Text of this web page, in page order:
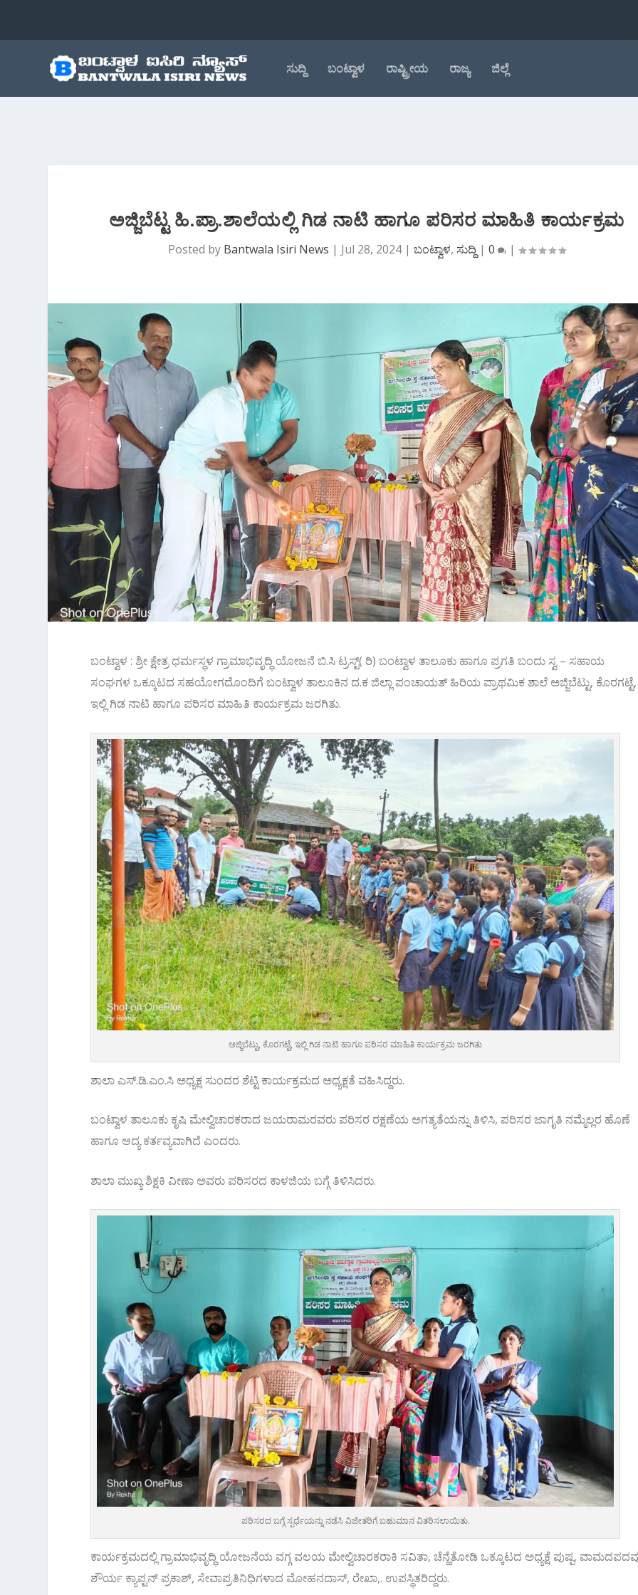
ಸುದ್ದಿ ಬಂಟ್ವಾಳ ರಾಷ್ಟ್ರೀಯ ರಾಜ್ಯ ಜಿಲ್ಲೆ
ಅಜ್ಜಿಬೆಟ್ಟ ಹಿ.ಪ್ರಾ.ಶಾಲೆಯಲ್ಲಿ ಗಿಡ ನಾಟಿ ಹಾಗೂ ಪರಿಸರ ಮಾಹಿತಿ ಕಾರ್ಯಕ್ರಮ
Posted by Bantwala Isiri News | Jul 28, 2024| ಬಂಟ್ವಾಳ, ಸುದ್ದಿ | 0 |
ಬಂಟ್ವಾಳ : ಶ್ರೀ ಕ್ಷೇತ್ರ ಧರ್ಮಸ್ಥಳ ಗ್ರಾಮಾಭಿವೃದ್ಧಿ ಯೋಜನೆ ಬಿ.ಸಿ ಟ್ರಸ್ಟ್( ರಿ) ಬಂಟ್ವಾಳ ತಾಲೂಕು ಹಾಗೂ ಪ್ರಗತಿ ಬಂದು ಸ್ವ – ಸಹಾಯ
ಸಂಘಗಳ ಒಕ್ಕೂಟದ ಸಹಯೋಗದೊಂದಿಗೆ ಬಂಟ್ವಾಳ ತಾಲೂಕಿನ ದ.ಕ ಜಿಲ್ಲಾ ಪಂಚಾಯತ್ ಹಿರಿಯ ಪ್ರಾಥಮಿಕ ಶಾಲೆ ಅಜ್ಜಿಬೆಟ್ಟು, ಕೊರಗಟ್ಟೆ,
ಇಲ್ಲಿ ಗಿಡ ನಾಟಿ ಹಾಗೂ ಪರಿಸರ ಮಾಹಿತಿ ಕಾರ್ಯಕ್ರಮ ಜರಗಿತು.
ಅಜ್ಜಿಬೆಟ್ಟು, ಕೊರಗಟ್ಟೆ, ಇಲ್ಲಿ ಗಿಡ ನಾಟಿ ಹಾಗೂ ಪರಿಸರ ಮಾಹಿತಿ ಕಾರ್ಯಕ್ರಮ ಜರಗಿತು
ಶಾಲಾ ಎಸ್.ಡಿ.ಎಂ.ಸಿ ಅಧ್ಯಕ್ಷ ಸುಂದರ ಶೆಟ್ಟಿ ಕಾರ್ಯಕ್ರಮದ ಅಧ್ಯಕ್ಷತೆ ವಹಿಸಿದ್ದರು.
ಬಂಟ್ವಾಳ ತಾಲೂಕು ಕೃಷಿ ಮೇಲ್ವಿಚಾರಕರಾದ ಜಯರಾಮರವರು ಪರಿಸರ ರಕ್ಷಣೆಯ ಅಗತ್ಯತೆಯನ್ನು ತಿಳಿಸಿ, ಪರಿಸರ ಜಾಗೃತಿ ನಮ್ಮೆಲ್ಲರ ಹೊಣೆ
ಹಾಗೂ ಆದ್ಯ ಕರ್ತವ್ಯವಾಗಿದೆ ಎಂದರು.
ಶಾಲಾ ಮುಖ್ಯ ಶಿಕ್ಷಕಿ ವೀಣಾ ಅವರು ಪರಿಸರದ ಕಾಳಜಿಯ ಬಗ್ಗೆ ತಿಳಿಸಿದರು.
ಪರಿಸರದ ಬಗ್ಗೆ ಸ್ಪರ್ಧೆಯನ್ನು ನಡೆಸಿ ವಿಜೇತರಿಗೆ ಬಹುಮಾನ ವಿತರಿಸಲಾಯಿತು.
ಕಾರ್ಯಕ್ರಮದಲ್ಲಿ ಗ್ರಾಮಾಭಿವೃದ್ಧಿ ಯೋಜನೆಯ ವಗ್ಗ ವಲಯ ಮೇಲ್ವಿಚಾರಕರಾಕಿ ಸವಿತಾ, ಚೆನ್ಹೆತೋಡಿ ಒಕ್ಕೂಟದ ಅಧ್ಯಕ್ಷೆ ಪುಷ್ಪ,
ಶೌರ್ಯ ಕ್ಯಾಪ್ಟನ್ ಪ್ರಕಾಶ್, ಸೇವಾಪ್ರತಿನಿಧಿಗಳಾದ ಮೋಹನದಾಸ್, ರೇಖಾ,. ಉಪಸ್ಥಿತರಿದ್ದರು.